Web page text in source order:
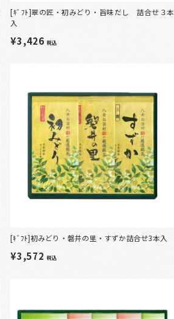
[ｷﾞﾌﾄ]翠の匠・初みどり・旨味だし 詰合せ３本
入
¥3,426税込
[ｷﾞﾌﾄ]初みどり・磐井の里・すずか詰合せ3本入
¥3,572税込